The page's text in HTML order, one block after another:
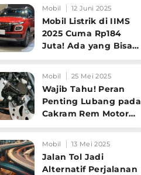
Mobil 12 Juni 2025
Mobil Listrik di IIMS
2025 Cuma Rp184
Juta! Ada yang Bisa
Tampilannya Gak
Main-ma
Mobil 25 Mei 2025
Wajib Tahu! Peran
Penting Lubang pada
Cakram Rem Motor
Berkendara
Mobil 13 Mei 2025
Jalan Tol Jadi
Alternatif Perjalanan